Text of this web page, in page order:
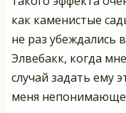
как каменистые
не раз убеждались
Элвебакк, когда
случай задать ему
меня